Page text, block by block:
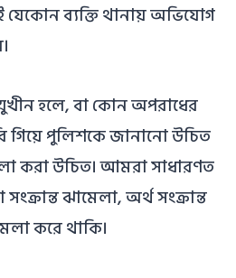
যেকোন ব্যক্তি থানায় অভিযোগ
হলে, বা কোন অপরাধের
গিয়ে পুলিশকে জানানো উচিত
করা উচিত। আমরা সাধারণত
ঝামেলা, অর্থ সংক্রান্ত
করে থাকি।